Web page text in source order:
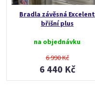
Bradla závěsná Excelent
břišní plus
na objednávku
6 990 Kč
6 440 Kč